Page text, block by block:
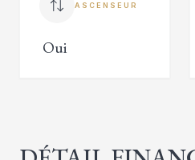
ASCENSEUR
Oui